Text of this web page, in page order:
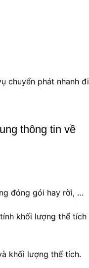
chuyển phát nhanh đi
thông tin về
đóng gói hay rời, …
khối lượng thể tích
khối lượng thể tích.